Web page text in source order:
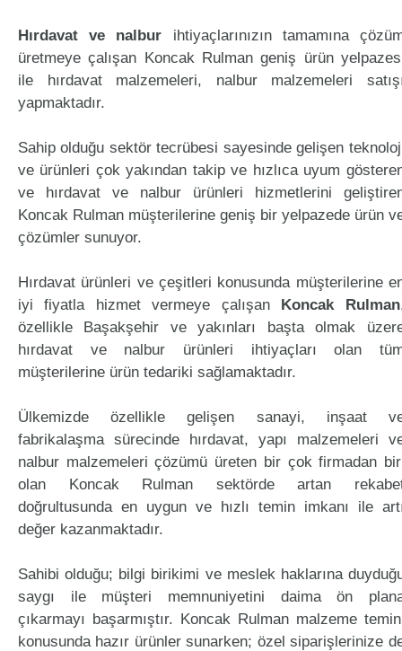
Hırdavat ve nalbur ihtiyaçlarınızın tamamına
üretmeye çalışan Koncak Rulman geniş ürün
ile hırdavat malzemeleri, nalbur malzemeleri
yapmaktadır.
Sahip olduğu sektör tecrübesi sayesinde gelişen
ve ürünleri çok yakından takip ve hızlıca uyum
ve hırdavat ve nalbur ürünleri hizmetlerini
Koncak Rulman müşterilerine geniş bir yelpazede ürün
çözümler sunuyor.
Hırdavat ürünleri ve çeşitleri konusunda müşterilerine
iyi fiyatla hizmet vermeye çalışan Koncak Rulman
özellikle Başakşehir ve yakınları başta olmak
hırdavat ve nalbur ürünleri ihtiyaçları olan
müşterilerine ürün tedariki sağlamaktadır.
Ülkemizde özellikle gelişen sanayi, inşaat
fabrikalaşma sürecinde hırdavat, yapı malzemeleri
nalbur malzemeleri çözümü üreten bir çok firmadan
olan Koncak Rulman sektörde artan
doğrultusunda en uygun ve hızlı temin imkanı ile
değer kazanmaktadır.
Sahibi olduğu; bilgi birikimi ve meslek haklarına
saygı ile müşteri memnuniyetini daima ön
çıkarmayı başarmıştır. Koncak Rulman malzeme
konusunda hazır ürünler sunarken; özel siparişlerinize